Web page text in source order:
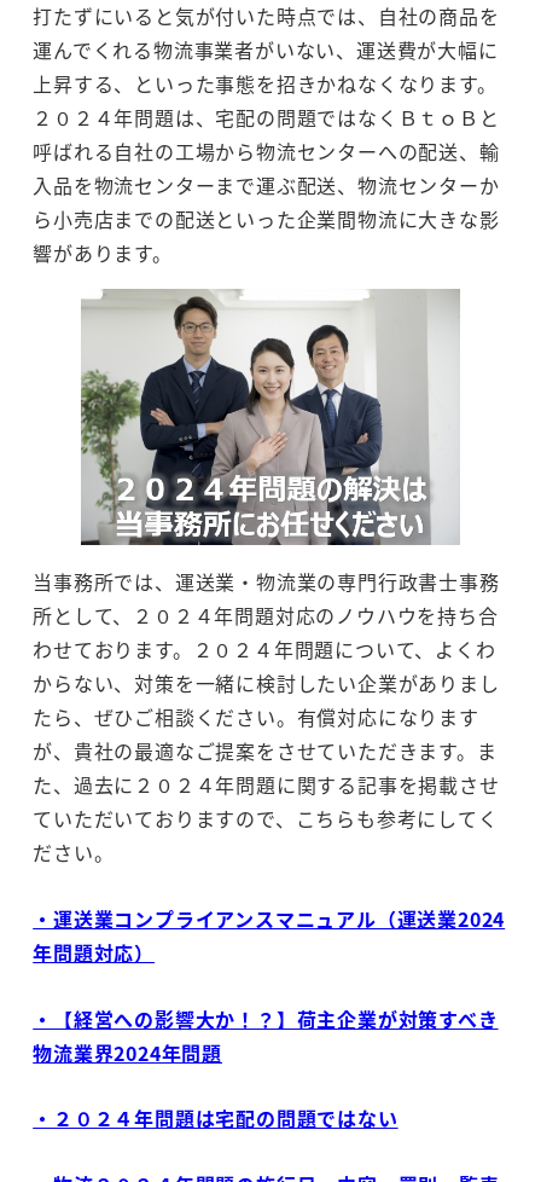
打たずにいると気が付いた時点では、自社の商品を
運んでくれる物流事業者がいない、運送費が大幅に
上昇する、といった事態を招きかねなくなります。
２０２４年問題は、宅配の問題ではなくＢｔｏＢと
呼ばれる自社の工場から物流センターへの配送、輸
入品を物流センターまで運ぶ配送、物流センターか
ら小売店までの配送といった企業間物流に大きな影
響があります。
当事務所では、運送業・物流業の専門行政書士事務
所として、２０２４年問題対応のノウハウを持ち合
わせております。２０２４年問題について、よくわ
からない、対策を一緒に検討したい企業がありまし
たら、ぜひご相談ください。有償対応になります
が、貴社の最適なご提案をさせていただきます。ま
た、過去に２０２４年問題に関する記事を掲載させ
ていただいておりますので、こちらも参考にしてく
ださい。
・運送業コンプライアンスマニュアル（運送業2024
年問題対応）
・【経営への影響大か！？】荷主企業が対策すべき
物流業界2024年問題
・２０２４年問題は宅配の問題ではない